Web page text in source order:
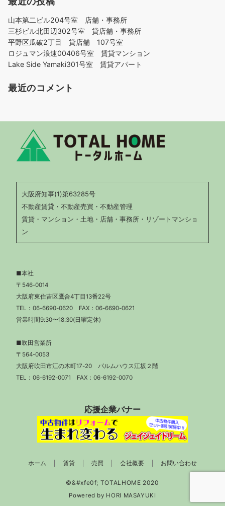
山本第二ビル204号室 店舗・事務所
三杉ビル北田辺302号室 貸店舗・事務所
平野区瓜破2丁目 貸店舗 107号室
ロジュマン浪速00406号室 賃貸マンション
Lake Side Yamaki301号室 賃貸アパート
最近のコメント
大阪府知事(1)第63285号
不動産賃貸・不動産売買・不動産管理
賃貸・マンション・土地・店舗・事務所・リゾートマンショ
ン
■本社
〒546-0014
大阪府東住吉区鷹合4丁目13番22号
TEL： 06-6690-0620 FAX：06-6690-0621
営業時間9:30〜18:30(日曜定休)
■吹田営業所
〒564-0053
大阪府吹田市江の木町17-20 パルムハウス江坂２階
TEL： 06-6192-0071 FAX：06-6192-0070
応援企業バナー
ホーム 賃貸 売買 会社概要 お問い合わせ
Powered by